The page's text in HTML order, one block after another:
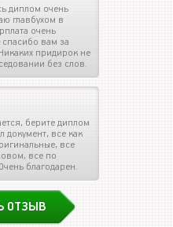
диплом очень
главбухом в
очень
вам за
придирок не
без слов.
берите диплом
документ, все как
все
все по
благодарен.
ОТЗЫВ